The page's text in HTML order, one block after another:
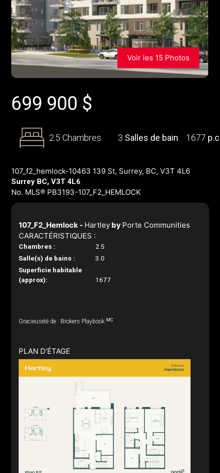
Voir les 15 Photos
699 900 $
2.5 Chambres 3 Salles de bain 1677
107_f2_hemlock-10463 139 St, Surrey, BC, V3T 4L6
Surrey BC, V3T 4L6
No. MLS® PB3193-107_F2_HEMLOCK
107_F2_Hemlock - Hartleyby Porte Communities
CARACTÉRISTIQUES :
Chambres :
2.5
Salle(s) de bains :
3.0
Superficie habitable
(approx):
1677
Gracieuseté de : Brokers Playbook MC
PLAN D’ÉTAGE